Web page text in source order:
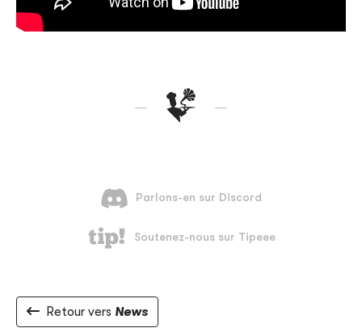
Retour vers News